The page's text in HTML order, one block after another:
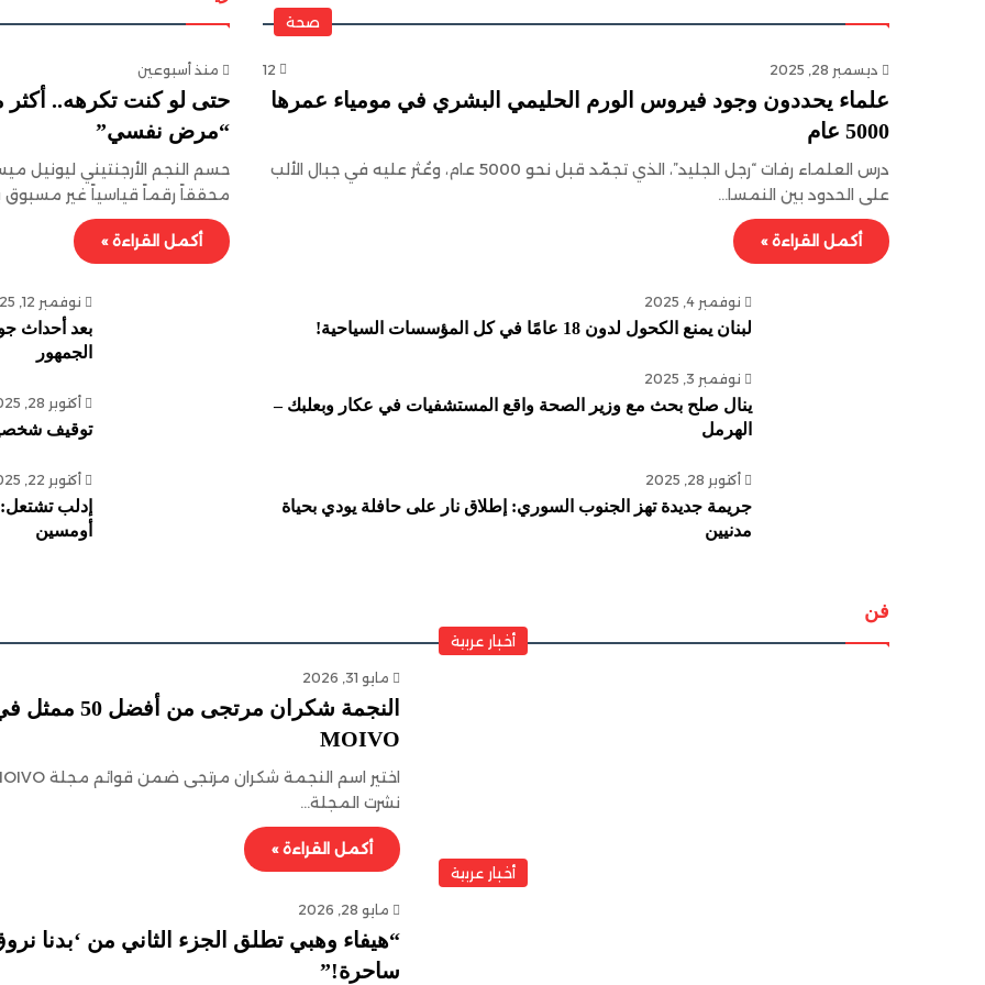
صحة
ديسمبر 28, 2025 12
علماء يحددون وجود فيروس الورم الحليمي البشري في مومياء عمرها
5000 عام
درس العلماء رفات “رجل الجليد”، الذي تجمّد قبل نحو 5000 عام، وعُثر عليه في جبال الألب
على الحدود بين النمسا…
أكمل القراءة »
نوفمبر 4, 2025
لبنان يمنع الكحول لدون 18 عامًا في كل المؤسسات السياحية!
نوفمبر 3, 2025
ينال صلح بحث مع وزير الصحة واقع المستشفيات في عكار وبعلبك –
الهرمل
أكتوبر 28, 2025
جريمة جديدة تهز الجنوب السوري: إطلاق نار على حافلة يودي بحياة
مدنيين
منذ أسبوعين
“مرض نفسي”
حسم النجم الأرجنتيني ليونيل
محققاً رقماً قياسياً غير مسبوق
أكمل القراءة »
نوفمبر 12, 2025
بعد أحداث
الجمهور
أكتوبر 28, 2025
توقيف
أكتوبر 22, 2025
إدلب تشتعل:
أومسين
فن
أخبار عربية
مايو 31, 2026
النجمة
MOIVO
نشرت المجلة…
أكمل القراءة »
أخبار عربية
مايو 28, 2026
“هيفاء وهبي تطلق الجزء الثاني من ‘بدنا
ساحرة!”